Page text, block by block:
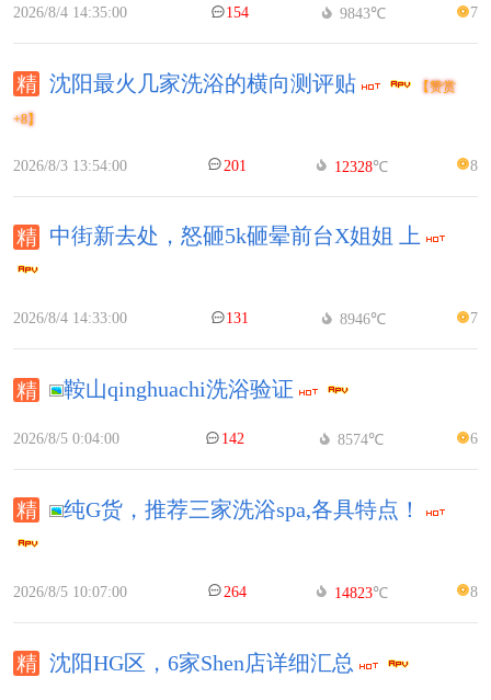
2026/8/4 14:35:00 154 9843℃ 7
沈阳最火几家洗浴的横向测评贴 【赞赏
+8】
2026/8/3 13:54:00 201 12328℃ 8
中街新去处，怒砸5k砸晕前台X姐姐 上
2026/8/4 14:33:00 131 8946℃ 7
鞍山qinghuachi洗浴验证
2026/8/5 0:04:00 142 8574℃ 6
纯G货，推荐三家洗浴spa,各具特点！
2026/8/5 10:07:00 264 14823℃ 8
沈阳HG区，6家Shen店详细汇总